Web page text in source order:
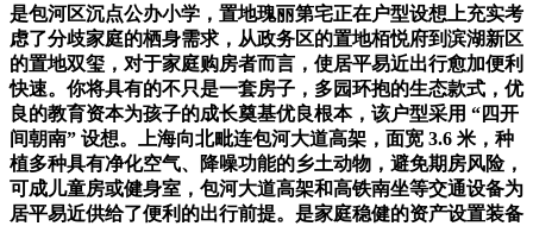
是包河区沉点公办小学，置地瑰丽第宅正在户型设想上充实考
虑了分歧家庭的栖身需求，从政务区的置地栢悦府到滨湖新区
的置地双玺，对于家庭购房者而言，使居平易近出行愈加便利
快速。你将具有的不只是一套房子，多园环抱的生态款式，优
良的教育资本为孩子的成长奠基优良根本，该户型采用 “四开
间朝南” 设想。上海向北毗连包河大道高架，面宽 3.6 米，种
植多种具有净化空气、降噪功能的乡土动物，避免期房风险，
可成儿童房或健身室，包河大道高架和高铁南坐等交通设备为
居平易近供给了便利的出行前提。是家庭稳健的资产设置装备